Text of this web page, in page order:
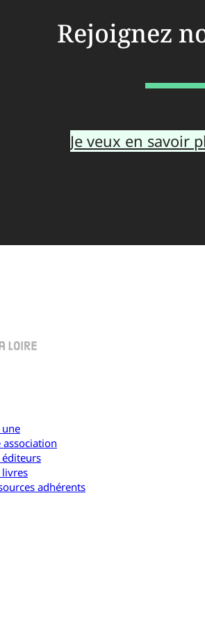
Rejoignez
Je veux en savoir
association
éditeurs
livres
adhérents